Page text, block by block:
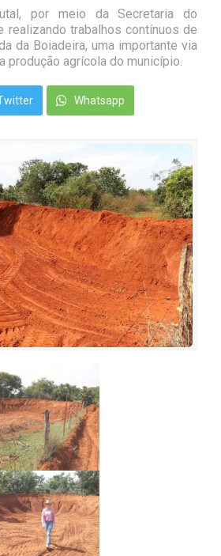
por meio da Secretaria do
realizando trabalhos contínuos de
da Boiadeira, uma importante via
produção agrícola do município.
Whatsapp